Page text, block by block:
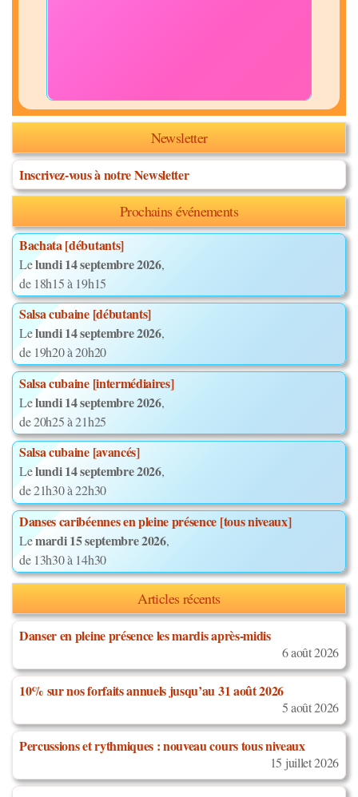
Newsletter
Inscrivez-vous à notre Newsletter
Prochains événements
Bachata [débutants]
Lelundi 14 septembre 2026,
de 18h15 à 19h15
Salsa cubaine [débutants]
Lelundi 14 septembre 2026,
de 19h20 à 20h20
Salsa cubaine [intermédiaires]
Lelundi 14 septembre 2026,
de 20h25 à 21h25
Salsa cubaine [avancés]
Lelundi 14 septembre 2026,
de 21h30 à 22h30
Danses caribéennes en pleine présence [tous niveaux]
Lemardi 15 septembre 2026,
de 13h30 à 14h30
Articles récents
Danser en pleine présence les mardis après-midis
6 août 2026
10% sur nos forfaits annuels jusqu’au 31 août 2026
5 août 2026
Percussions et rythmiques : nouveau cours tous niveaux
15 juillet 2026